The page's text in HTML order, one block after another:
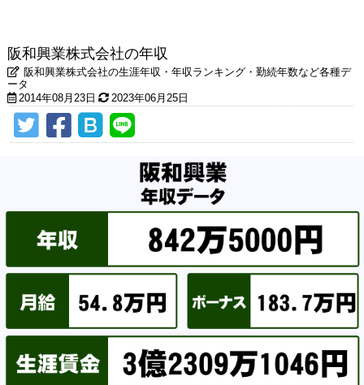
阪和興業株式会社の年収
阪和興業株式会社の生涯年収・年収ランキング・勤続年数など各種デ
ータ
2014年08月23日
2023年06月25日